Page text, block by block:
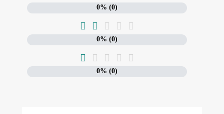
0% (0)
    
0% (0)
    
0% (0)